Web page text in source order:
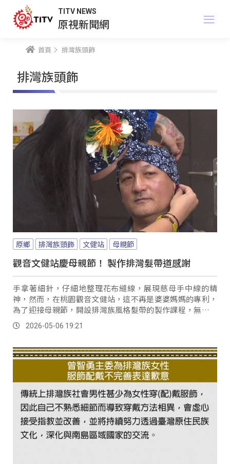
TITV NEWS
原視新聞網
首頁 排灣族頭飾
排灣族頭飾
原鄉 排灣族頭飾 文健站 母親節
觀音文健站慶母親節！ 製作排灣髮帶道感謝
手拿著細針，仔細地整理花布縫線，展現慈母手中線的精
神，然而，在桃園觀音文健站，這不再是婆婆媽媽的專利，
為了迎接母親節，開設排灣族風格髮帶的製作課程，無論男
女都親手製作母親節禮物，過程中也成為長者互道感謝的溫
馨時刻。2026-05-06 19:21